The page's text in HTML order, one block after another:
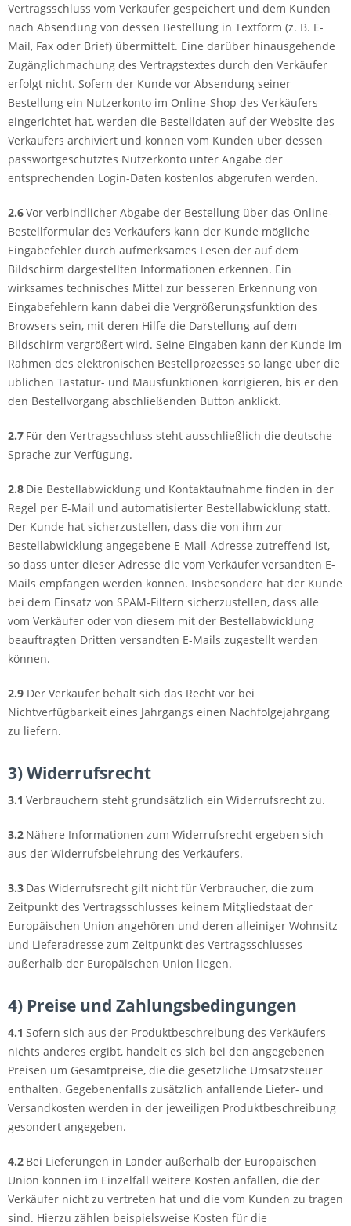
Vertragsschluss vom Verkäufer gespeichert und dem Kunden
nach Absendung von dessen Bestellung in Textform (z. B. E-
Mail, Fax oder Brief) übermittelt. Eine darüber hinausgehende
Zugänglichmachung des Vertragstextes durch den Verkäufer
erfolgt nicht. Sofern der Kunde vor Absendung seiner
Bestellung ein Nutzerkonto im Online-Shop des Verkäufers
eingerichtet hat, werden die Bestelldaten auf der Website des
Verkäufers archiviert und können vom Kunden über dessen
passwortgeschütztes Nutzerkonto unter Angabe der
entsprechenden Login-Daten kostenlos abgerufen werden.
2.6Vor verbindlicher Abgabe der Bestellung über das Online-
Bestellformular des Verkäufers kann der Kunde mögliche
Eingabefehler durch aufmerksames Lesen der auf dem
Bildschirm dargestellten Informationen erkennen. Ein
wirksames technisches Mittel zur besseren Erkennung von
Eingabefehlern kann dabei die Vergrößerungsfunktion des
Browsers sein, mit deren Hilfe die Darstellung auf dem
Bildschirm vergrößert wird. Seine Eingaben kann der Kunde im
Rahmen des elektronischen Bestellprozesses so lange über die
üblichen Tastatur- und Mausfunktionen korrigieren, bis er den
den Bestellvorgang abschließenden Button anklickt.
2.7 Für den Vertragsschluss steht ausschließlich die deutsche
Sprache zur Verfügung.
2.8 Die Bestellabwicklung und Kontaktaufnahme finden in der
Regel per E-Mail und automatisierter Bestellabwicklung statt.
Der Kunde hat sicherzustellen, dass die von ihm zur
Bestellabwicklung angegebene E-Mail-Adresse zutreffend ist,
so dass unter dieser Adresse die vom Verkäufer versandten E-
Mails empfangen werden können. Insbesondere hat der Kunde
bei dem Einsatz von SPAM-Filtern sicherzustellen, dass alle
vom Verkäufer oder von diesem mit der Bestellabwicklung
beauftragten Dritten versandten E-Mails zugestellt werden
können.
2.9 Der Verkäufer behält sich das Recht vor bei
Nichtverfügbarkeit eines Jahrgangs einen Nachfolgejahrgang
zu liefern.
3) Widerrufsrecht
3.1 Verbrauchern steht grundsätzlich ein Widerrufsrecht zu.
3.2 Nähere Informationen zum Widerrufsrecht ergeben sich
aus der Widerrufsbelehrung des Verkäufers.
3.3 Das Widerrufsrecht gilt nicht für Verbraucher, die zum
Zeitpunkt des Vertragsschlusses keinem Mitgliedstaat der
Europäischen Union angehören und deren alleiniger Wohnsitz
und Lieferadresse zum Zeitpunkt des Vertragsschlusses
außerhalb der Europäischen Union liegen.
4) Preise und Zahlungsbedingungen
4.1 Sofern sich aus der Produktbeschreibung des Verkäufers
nichts anderes ergibt, handelt es sich bei den angegebenen
Preisen um Gesamtpreise, die die gesetzliche Umsatzsteuer
enthalten. Gegebenenfalls zusätzlich anfallende Liefer- und
Versandkosten werden in der jeweiligen Produktbeschreibung
gesondert angegeben.
4.2 Bei Lieferungen in Länder außerhalb der Europäischen
Union können im Einzelfall weitere Kosten anfallen, die der
Verkäufer nicht zu vertreten hat und die vom Kunden zu tragen
sind. Hierzu zählen beispielsweise Kosten für die